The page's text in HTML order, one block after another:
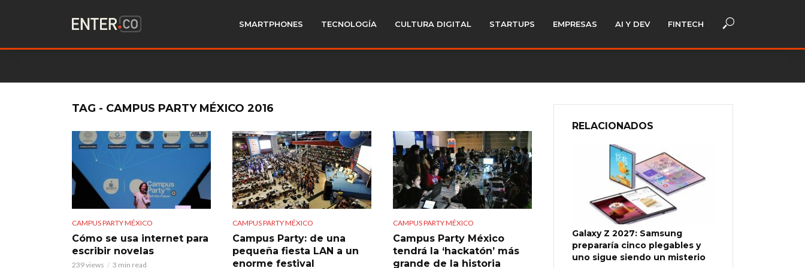
SMARTPHONES TECNOLOGÍA CULTURA DIGITAL STARTUPS EMPRESAS AI Y DEV FINTECH
TAG - CAMPUS PARTY MÉXICO 2016
CAMPUS PARTY MÉXICO
Cómo se usa internet para
escribir novelas
239 views 3 min read
CAMPUS PARTY MÉXICO
Campus Party: de una
pequeña fiesta LAN a un
enorme festival
CAMPUS PARTY MÉXICO
Campus Party México
tendrá la ‘hackatón’ más
grande de la historia
RELACIONADOS
Galaxy Z 2027: Samsung
prepararía cinco plegables y
uno sigue siendo un misterio